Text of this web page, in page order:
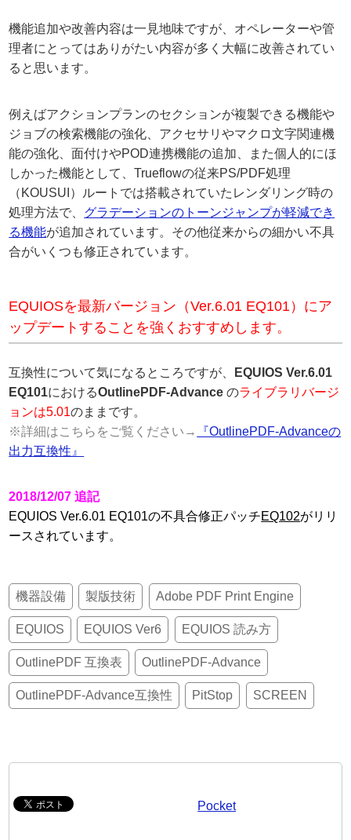
機能追加や改善内容は一見地味ですが、オペレーターや管
理者にとってはありがたい内容が多く大幅に改善されてい
ると思います。
例えばアクションプランのセクションが複製できる機能や
ジョブの検索機能の強化、アクセサリやマクロ文字関連機
能の強化、面付けやPOD連携機能の追加、また個人的にほ
しかった機能として、Trueflowの従来PS/PDF処理
（KOUSUI）ルートでは搭載されていたレンダリング時の
処理方法で、 グラデーションのトーンジャンプが軽減でき
る機能が追加されています。その他従来からの細かい不具
合がいくつも修正されています。
EQUIOSを最新バージョン（Ver.6.01 EQ101）にア
ップデートすることを強くおすすめします。
互換性について気になるところですが、
EQUIOS Ver.6.01
EQ101におけるOutlinePDF-Advance のライブラリバージ
ョンは5.01のままです。
※詳細はこちらをご覧ください→
『OutlinePDF-Advanceの
出力互換性』
2018/12/07 追記
EQUIOS Ver.6.01 EQ101の不具合修正パッチEQ102がリリ
ースされています。
機器設備 製版技術 Adobe PDF Print Engine
EQUIOS EQUIOS Ver6 EQUIOS 読み方
OutlinePDF 互換表 OutlinePDF-Advance
OutlinePDF-Advance互換性 PitStop SCREEN
Pocket